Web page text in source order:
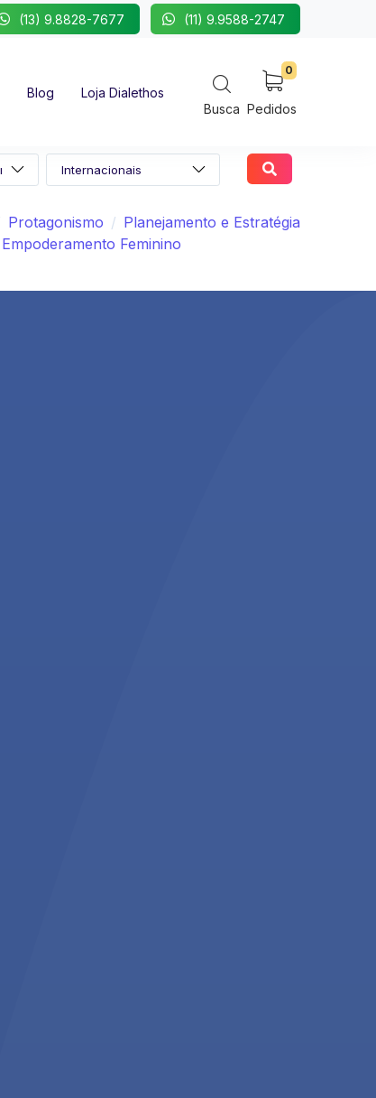
(13) 9.8828-7677 (11) 9.9588-2747
Blog
Loja Dialethos
Busca
0
Pedidos
Protagonismo
Planejamento e Estratégia
Empoderamento Feminino